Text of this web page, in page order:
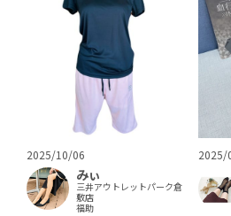
2025/10/06
みぃ
三井アウトレットパーク倉
敷店
福助
2025/